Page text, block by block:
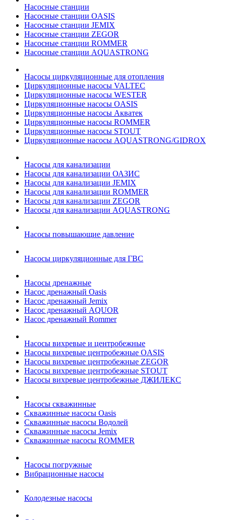
Насосные станции
Насосные станции OASIS
Насосные станции JEMIX
Насосные станции ZEGOR
Насосные станции ROMMER
Насосные станции AQUASTRONG
Насосы циркуляционные для отопления
Циркуляционные насосы VALTEC
Циркуляционные насосы WESTER
Циркуляционные насосы OASIS
Циркуляционные насосы Акватек
Циркуляционные насосы ROMMER
Циркуляционные насосы STOUT
Циркуляционные насосы AQUASTRONG/GIDROX
Насосы для канализации
Насосы для канализации ОАЗИС
Насосы для канализации JEMIX
Насосы для канализации ROMMER
Насосы для канализации ZEGOR
Насосы для канализации AQUASTRONG
Насосы повышающие давление
Насосы циркуляционные для ГВС
Насосы дренажные
Насос дренажный Oasis
Насос дренажный Jemix
Насос дренажный AQUOR
Насос дренажный Rommer
Насосы вихревые и центробежные
Насосы вихревые центробежные OASIS
Насосы вихревые центробежные ZEGOR
Насосы вихревые центробежные STOUT
Насосы вихревые центробежные ДЖИЛЕКС
Насосы скважинные
Скважинные насосы Oasis
Скважинные насосы Водолей
Скважинные насосы Jemix
Cкважинные насосы ROMMER
Насосы погружные
Вибрационные насосы
Колодезные насосы